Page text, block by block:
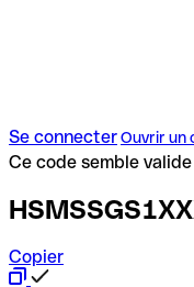
Se connecterOuvrir un
Ce code semble valide
Copier